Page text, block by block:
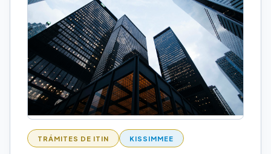
TRÁMITES DE ITIN KISSIMMEE